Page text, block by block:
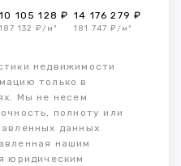
10 105 128 ₽
187 132 ₽/м²
14 176 279 ₽
181 747 ₽/м²
недвижимости
только в
Мы не несем
полноту или
данных.
нашим
юридическим